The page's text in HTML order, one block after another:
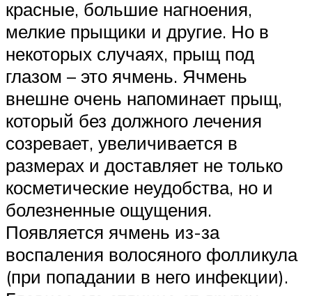
красные, большие нагноения,
мелкие прыщики и другие. Но в
некоторых случаях, прыщ под
глазом – это ячмень. Ячмень
внешне очень напоминает прыщ,
который без должного лечения
созревает, увеличивается в
размерах и доставляет не только
косметические неудобства, но и
болезненные ощущения.
Появляется ячмень из-за
воспаления волосяного фолликула
(при попадании в него инфекции).